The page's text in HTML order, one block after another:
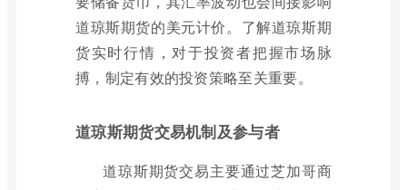
道琼斯期货的美元计价。了解道琼斯期
货实时行情，对于投资者把握市场脉
搏，制定有效的投资策略至关重要。
道琼斯期货交易机制及参与者
道琼斯期货交易主要通过芝加哥商